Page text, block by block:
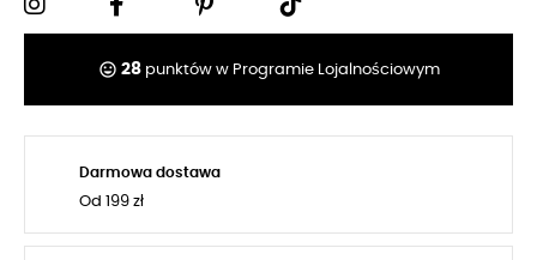
tag_faces 28punktów w Programie Lojalnościowym
Darmowa dostawa
Od 199 zł